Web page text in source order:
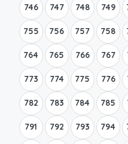
746 747 748 749
755 756 757 758
764 765 766 767
773 774 775 776
782 783 784 785
791 792 793 794